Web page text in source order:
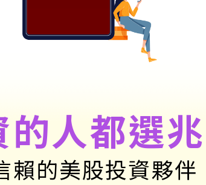
的人都選
賴的美股投資夥伴